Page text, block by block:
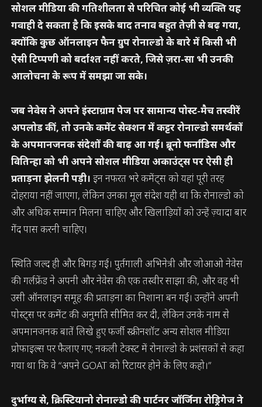
सोशल मीडिया की गतिशीलता से परिचित कोई भी व्यक्ति यह
गवाही दे सकता है कि इसके बाद तनाव बहुत तेज़ी से बढ़ गया,
क्योंकि कुछ ऑनलाइन फैन ग्रुप रोनाल्डो के बारे में किसी भी
ऐसी टिप्पणी को बर्दाश्त नहीं करते, जिसे ज़रा-सा भी उनकी
आलोचना के रूप में समझा जा सके।
जब नेवेस ने अपने इंस्टाग्राम पेज पर सामान्य पोस्ट-मैच तस्वीरें
अपलोड कीं, तो उनके कमेंट सेक्शन में कट्टर रोनाल्डो समर्थकों
के अपमानजनक संदेशों की बाढ़ आ गई। ब्रूनो फर्नांडिस और
वितिन्हा को भी अपने सोशल मीडिया अकाउंट्स पर ऐसी ही
प्रताड़ना झेलनी पड़ी। इन नफरत भरे कमेंट्स को यहां पूरी तरह
दोहराया नहीं जाएगा, लेकिन उनका मूल संदेश यही था कि रोनाल्डो को
और अधिक सम्मान मिलना चाहिए और खिलाड़ियों को उन्हें ज़्यादा बार
गेंद पास करनी चाहिए।
स्थिति जल्द ही और बिगड़ गई। पुर्तगाली अभिनेत्री और जोआओ नेवेस
की गर्लफ्रेंड ने अपनी और नेवेस की एक तस्वीर साझा की, और वह भी
उसी ऑनलाइन समूह की प्रताड़ना का निशाना बन गईं। उन्होंने अपनी
पोस्ट्स पर कमेंट की अनुमति सीमित कर दी, लेकिन उनके नाम से
अपमानजनक बातें लिखे हुए फर्जी स्क्रीनशॉट अन्य सोशल मीडिया
प्रोफाइल्स पर फैलाए गए; नकली टेक्स्ट में रोनाल्डो के प्रशंसकों से कहा
गया था कि वे “अपने GOAT को रिटायर होने के लिए कहो।”
दुर्भाग्य से, क्रिस्टियानो रोनाल्डो की पार्टनर जॉर्जिना रोड्रिगेज ने